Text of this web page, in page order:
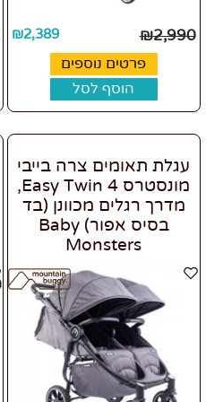
₪2,990
₪2,389
פרטים נוספים
הוסף לסל
עגלת תאומים צרה בייבי
מונסטרס Easy Twin 4,
מדרך רגלים מכוונן (בד
בסיס אפור) Baby
Monsters